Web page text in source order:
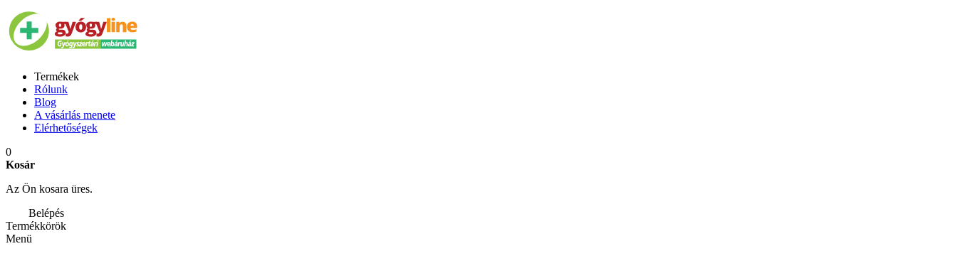
Termékek
Rólunk
Blog
A vásárlás menete
Elérhetőségek
0
Kosár
Az Ön kosara üres.
Belépés
Termékkörök
Menü